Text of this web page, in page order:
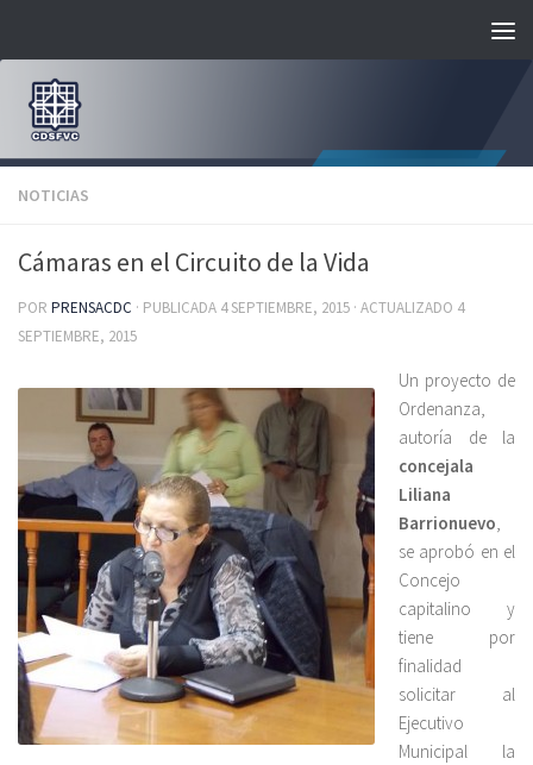
NOTICIAS
Cámaras en el Circuito de la Vida
POR PRENSACDC · PUBLICADA 4 SEPTIEMBRE, 2015 · ACTUALIZADO 4
SEPTIEMBRE, 2015
Un proyecto de
Ordenanza,
autoría de la
concejala
Liliana
Barrionuevo,
se aprobó en el
Concejo
capitalino y
tiene por
finalidad
solicitar al
Ejecutivo
Municipal la